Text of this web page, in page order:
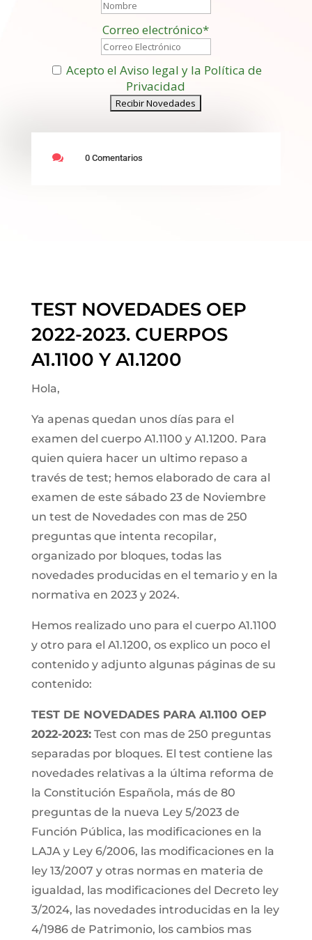
Correo electrónico*
Acepto el Aviso legal y la Política de
Privacidad
 0 Comentarios
TEST NOVEDADES OEP
2022-2023. CUERPOS
A1.1100 Y A1.1200
Hola,
Ya apenas quedan unos días para el
examen del cuerpo A1.1100 y A1.1200. Para
quien quiera hacer un ultimo repaso a
través de test; hemos elaborado de cara al
examen de este sábado 23 de Noviembre
un test de Novedades con mas de 250
preguntas que intenta recopilar,
organizado por bloques, todas las
novedades producidas en el temario y en la
normativa en 2023 y 2024.
Hemos realizado uno para el cuerpo A1.1100
y otro para el A1.1200, os explico un poco el
contenido y adjunto algunas páginas de su
contenido:
TEST DE NOVEDADES PARA A1.1100 OEP
2022-2023:Test con mas de 250 preguntas
separadas por bloques. El test contiene las
novedades relativas a la última reforma de
la Constitución Española, más de 80
preguntas de la nueva Ley 5/2023 de
Función Pública, las modificaciones en la
LAJA y Ley 6/2006, las modificaciones en la
ley 13/2007 y otras normas en materia de
igualdad, las modificaciones del Decreto ley
3/2024, las novedades introducidas en la ley
4/1986 de Patrimonio, los cambios mas